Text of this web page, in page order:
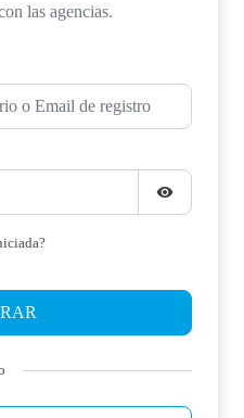
las agencias.
visibility